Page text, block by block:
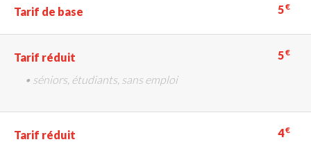
Tarif de base 5€
Tarif réduit 5€
• séniors, étudiants, sans emploi
Tarif réduit 4€